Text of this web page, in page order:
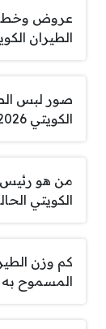
عروض
الطيران الكويتي
صور لبس
الكويتي 2026
من هو رئيس
الكويتي الحالي
كم وزن
المسموح به